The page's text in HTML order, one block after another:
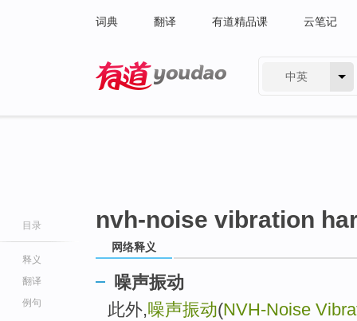
词典 翻译 有道精品课 云笔记
中英
目录
释义
翻译
例句
nvh-noise vibration
网络释义
噪声振动
此外,噪声振动(NVH-Noise